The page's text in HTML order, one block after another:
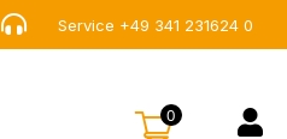
 Service +49 341 231624 0
0 